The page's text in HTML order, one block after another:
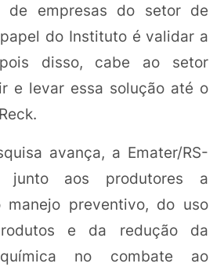
de empresas do setor de
papel do Instituto é validar a
disso, cabe ao setor
e levar essa solução até o
avança, a Emater/RS-
junto aos produtores a
manejo preventivo, do uso
e da redução da
química no combate ao